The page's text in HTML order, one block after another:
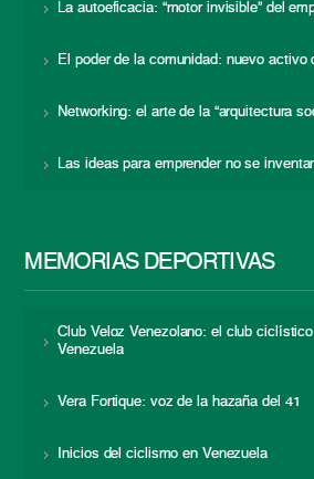
La autoeficacia: “motor invisible” del
El poder de la comunidad: nuevo activo
Networking: el arte de la “arquitectura
Las ideas para emprender no se
MEMORIAS DEPORTIVAS
Club Veloz Venezolano: el club
Venezuela
Vera Fortique: voz de la hazaña del 41
Inicios del ciclismo en Venezuela